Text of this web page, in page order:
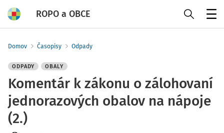
ROPO a OBCE
Domov Časopisy Odpady
ODPADY OBALY
Komentár k zákonu o zálohovaní
jednorazových obalov na nápoje
(2.)